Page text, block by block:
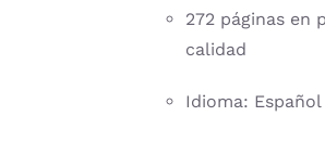
272 páginas en
calidad
Idioma: Español